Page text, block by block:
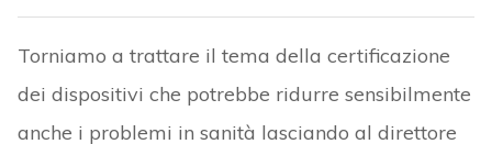
Torniamo a trattare il tema della certificazione
dei dispositivi che potrebbe ridurre sensibilmente
anche i problemi in sanità lasciando al direttore